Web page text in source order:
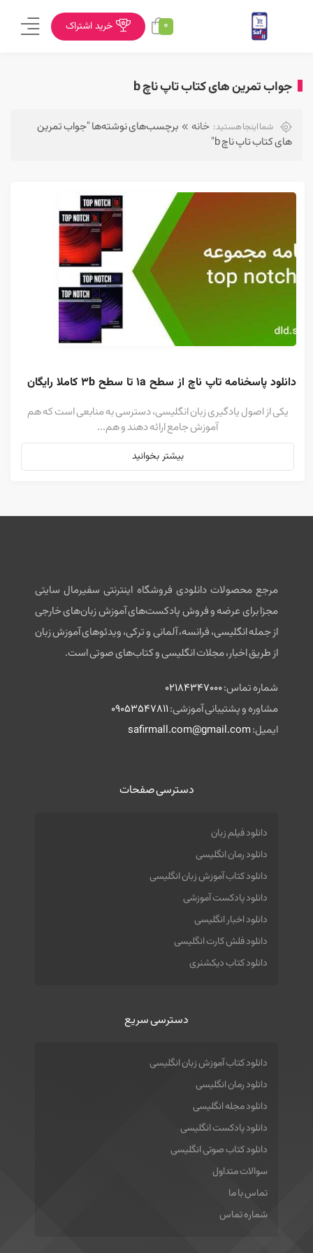
0 خرید اشتراک
جواب تمرین های کتاب تاپ ناچ b
شما اینجا هستید: خانه
برچسب‌های نوشته‌ها "جواب تمرین
های کتاب تاپ ناچ b"
دانلود پاسخنامه تاپ ناچ از سطح 1a تا سطح 3b کاملا رایگان
یکی از اصول یادگیری زبان انگلیسی، دسترسی به منابعی است که هم
آموزش جامع ارائه دهند و هم...
بیشتر بخوانید
مرجع محصولات دانلودی فروشگاه اینترنتی سفیرمال سایتی
مجزا برای عرضه و فروش پادکست‌های آموزش زبان‌های خارجی
از جمله انگلیسی، فرانسه، آلمانی و ترکی، ویدئوهای آموزش زبان
از طریق اخبار، مجلات انگلیسی و کتاب‌های صوتی است.
شماره تماس:02184347000
مشاوره و پشتیبانی آموزشی:09053547811
ایمیل:safirmall.com@gmail.com
دسترسی صفحات
دانلود فیلم زبان
دانلود رمان انگلیسی
دانلود کتاب آموزش زبان انگلیسی
دانلود پادکست آموزشی
دانلود اخبار انگلیسی
دانلود فلش کارت انگلیسی
دانلود کتاب دیکشنری
دسترسی سریع
دانلود کتاب آموزش زبان انگلیسی
دانلود رمان انگلیسی
دانلود مجله انگلیسی
دانلود پادکست انگلیسی
دانلود کتاب صوتی انگلیسی
سوالات متداول
تماس با ما
شماره تماس